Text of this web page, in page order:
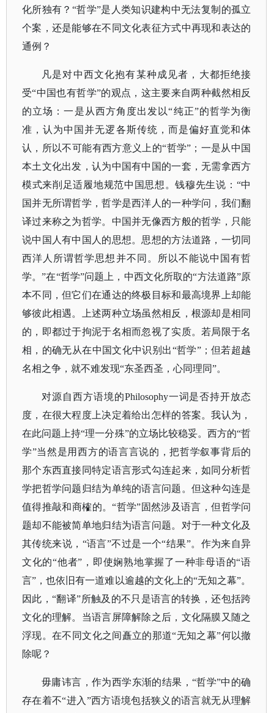
化所独有？“哲学”是人类知识建构中无法复制的孤立
个案，还是能够在不同文化表征方式中再现和表达的
通例？
凡是对中西文化抱有某种成见者，大都拒绝接
受“中国也有哲学”的观点，这主要来自两种截然相反
的立场：一是从西方角度出发以“纯正”的哲学为衡
准，认为中国并无逻各斯传统，而是偏好直觉和体
认，所以不可能有西方意义上的“哲学”；一是从中国
本土文化出发，认为中国有中国的一套，无需拿西方
模式来削足适履地规范中国思想。钱穆先生说：“中
国并无所谓哲学，哲学是西洋人的一种学问，我们翻
译过来称之为哲学。中国并无像西方般的哲学，只能
说中国人有中国人的思想。思想的方法道路，一切同
西洋人所谓哲学思想并不同。所以不能说中国有哲
学。”在“哲学”问题上，中西文化所取的“方法道路”原
本不同，但它们在通达的终极目标和最高境界上却能
够彼此相遇。上述两种立场虽然相反，根源却是相同
的，即都过于拘泥于名相而忽视了实质。若局限于名
相，的确无从在中国文化中识别出“哲学”；但若超越
名相之争，就不难发现“东圣西圣，心同理同”。
对源自西方语境的Philosophy一词是否持开放态
度，在很大程度上决定着给出怎样的答案。我认为，
在此问题上持“理一分殊”的立场比较稳妥。西方的“哲
学”当然是用西方的语言言说的，把哲学叙事背后的
那个东西直接同特定语言形式勾连起来，如同分析哲
学把哲学问题归结为单纯的语言问题。但这种勾连是
值得推敲和商榷的。“哲学”固然涉及语言，但哲学问
题却不能被简单地归结为语言问题。对于一种文化及
其传统来说，“语言”不过是一个“结果”。作为来自异
文化的“他者”，即使娴熟地掌握了一种非母语的“语
言”，也依旧有一道难以逾越的文化上的“无知之幕”。
因此，“翻译”所触及的不只是语言的转换，还包括跨
文化的理解。当语言屏障解除之后，文化隔膜又随之
浮现。在不同文化之间矗立的那道“无知之幕”何以撤
除呢？
毋庸讳言，作为西学东渐的结果， “哲学”中的确
存在着不“进入”西方语境包括狭义的语言就无从理解